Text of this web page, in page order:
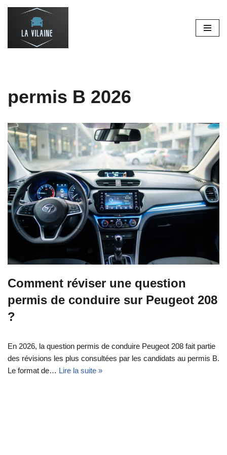
permis B 2026
Comment réviser une question
permis de conduire sur Peugeot 208
?
En 2026, la question permis de conduire Peugeot 208 fait partie
des révisions les plus consultées par les candidats au permis B.
Le format de… Lire la suite »